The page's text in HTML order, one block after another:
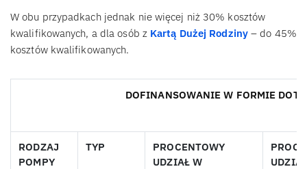
W obu przypadkach jednak nie więcej niż 30% kosztów
kwalifikowanych, a dla osób z Kartą Dużej Rodziny– do 45%
kosztów kwalifikowanych.
DOFINANSOWANIE W FORMIE
RODZAJ
POMPY
TYP
PROCENTOWY
UDZIAŁ W